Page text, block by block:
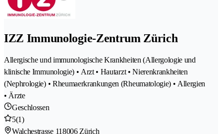
IZZ Immunologie-Zentrum Zürich
Allergische und immunologische Krankheiten (Allergologie und
klinische Immunologie) • Arzt • Hautarzt • Nierenkrankheiten
(Nephrologie) • Rheumaerkrankungen (Rheumatologie) • Allergien
• Ärzte
Geschlossen
5(1)
Walchestrasse 118006 Zürich